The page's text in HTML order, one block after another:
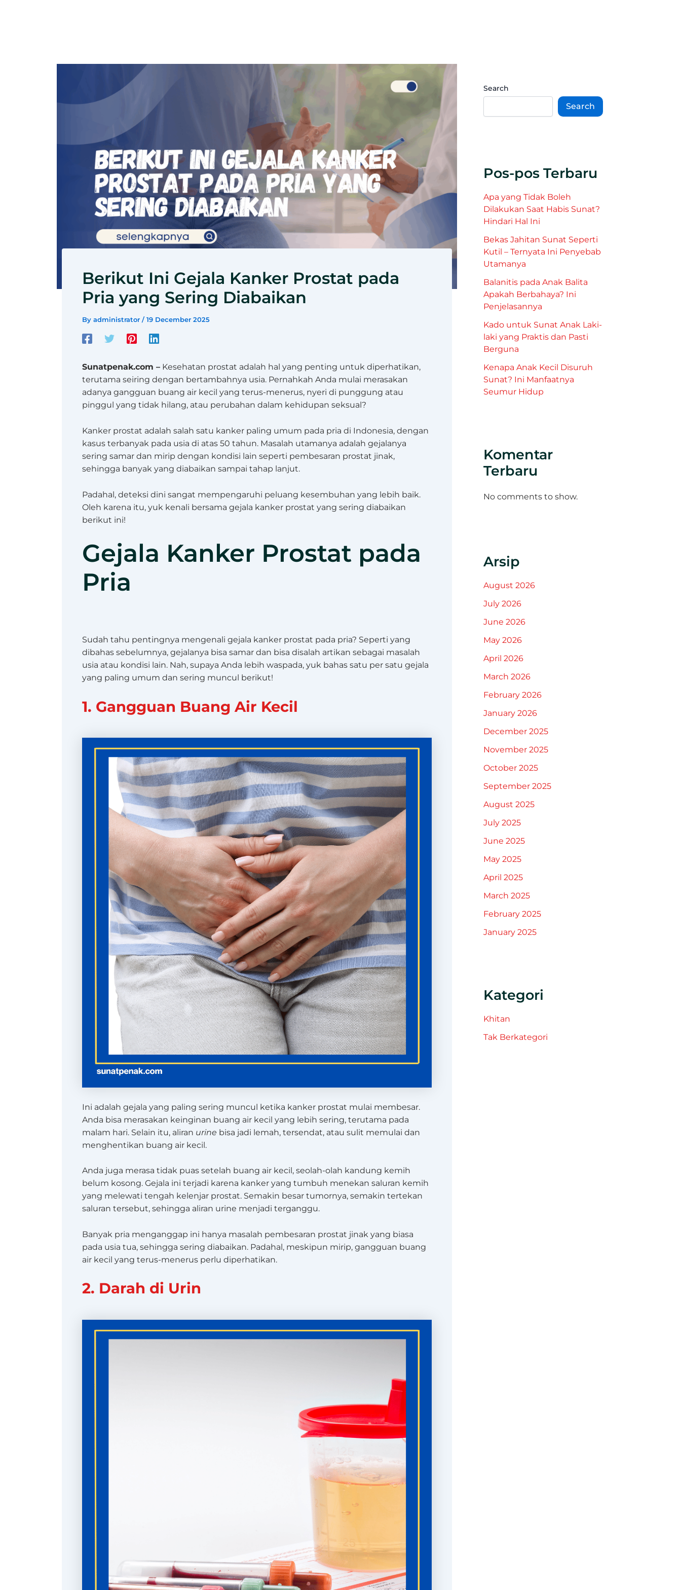
Berikut Ini Gejala Kanker Prostat pada
Pria yang Sering Diabaikan
By administrator /19 December 2025
Sunatpenak.com – Kesehatan prostat adalah hal yang penting untuk diperhatikan,
terutama seiring dengan bertambahnya usia. Pernahkah Anda mulai merasakan
adanya gangguan buang air kecil yang terus-menerus, nyeri di punggung atau
pinggul yang tidak hilang, atau perubahan dalam kehidupan seksual?
Kanker prostat adalah salah satu kanker paling umum pada pria di Indonesia, dengan
kasus terbanyak pada usia di atas 50 tahun. Masalah utamanya adalah gejalanya
sering samar dan mirip dengan kondisi lain seperti pembesaran prostat jinak,
sehingga banyak yang diabaikan sampai tahap lanjut.
Padahal, deteksi dini sangat mempengaruhi peluang kesembuhan yang lebih baik.
Oleh karena itu, yuk kenali bersama gejala kanker prostat yang sering diabaikan
berikut ini!
Gejala Kanker Prostat pada
Pria
Sudah tahu pentingnya mengenali gejala kanker prostat pada pria? Seperti yang
dibahas sebelumnya, gejalanya bisa samar dan bisa disalah artikan sebagai masalah
usia atau kondisi lain. Nah, supaya Anda lebih waspada, yuk bahas satu per satu gejala
yang paling umum dan sering muncul berikut!
1. Gangguan Buang Air Kecil
Ini adalah gejala yang paling sering muncul ketika kanker prostat mulai membesar.
Anda bisa merasakan keinginan buang air kecil yang lebih sering, terutama pada
malam hari. Selain itu, aliran urine bisa jadi lemah, tersendat, atau sulit memulai dan
menghentikan buang air kecil.
Anda juga merasa tidak puas setelah buang air kecil, seolah-olah kandung kemih
belum kosong. Gejala ini terjadi karena kanker yang tumbuh menekan saluran kemih
yang melewati tengah kelenjar prostat. Semakin besar tumornya, semakin tertekan
saluran tersebut, sehingga aliran urine menjadi terganggu.
Banyak pria menganggap ini hanya masalah pembesaran prostat jinak yang biasa
pada usia tua, sehingga sering diabaikan. Padahal, meskipun mirip, gangguan buang
air kecil yang terus-menerus perlu diperhatikan.
2. Darah di Urin
Search
Search
Pos-pos Terbaru
Apa yang Tidak Boleh
Dilakukan Saat Habis Sunat?
Hindari Hal Ini
Bekas Jahitan Sunat Seperti
Kutil – Ternyata Ini Penyebab
Utamanya
Balanitis pada Anak Balita
Apakah Berbahaya? Ini
Penjelasannya
Kado untuk Sunat Anak Laki-
laki yang Praktis dan Pasti
Berguna
Kenapa Anak Kecil Disuruh
Sunat? Ini Manfaatnya
Seumur Hidup
Komentar
Terbaru
No comments to show.
Arsip
August 2026
July 2026
June 2026
May 2026
April 2026
March 2026
February 2026
January 2026
December 2025
November 2025
October 2025
September 2025
August 2025
July 2025
June 2025
May 2025
April 2025
March 2025
February 2025
January 2025
Kategori
Khitan
Tak Berkategori